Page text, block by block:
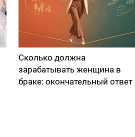
Сколько должна
зарабатывать женщина в
браке: окончательный ответ